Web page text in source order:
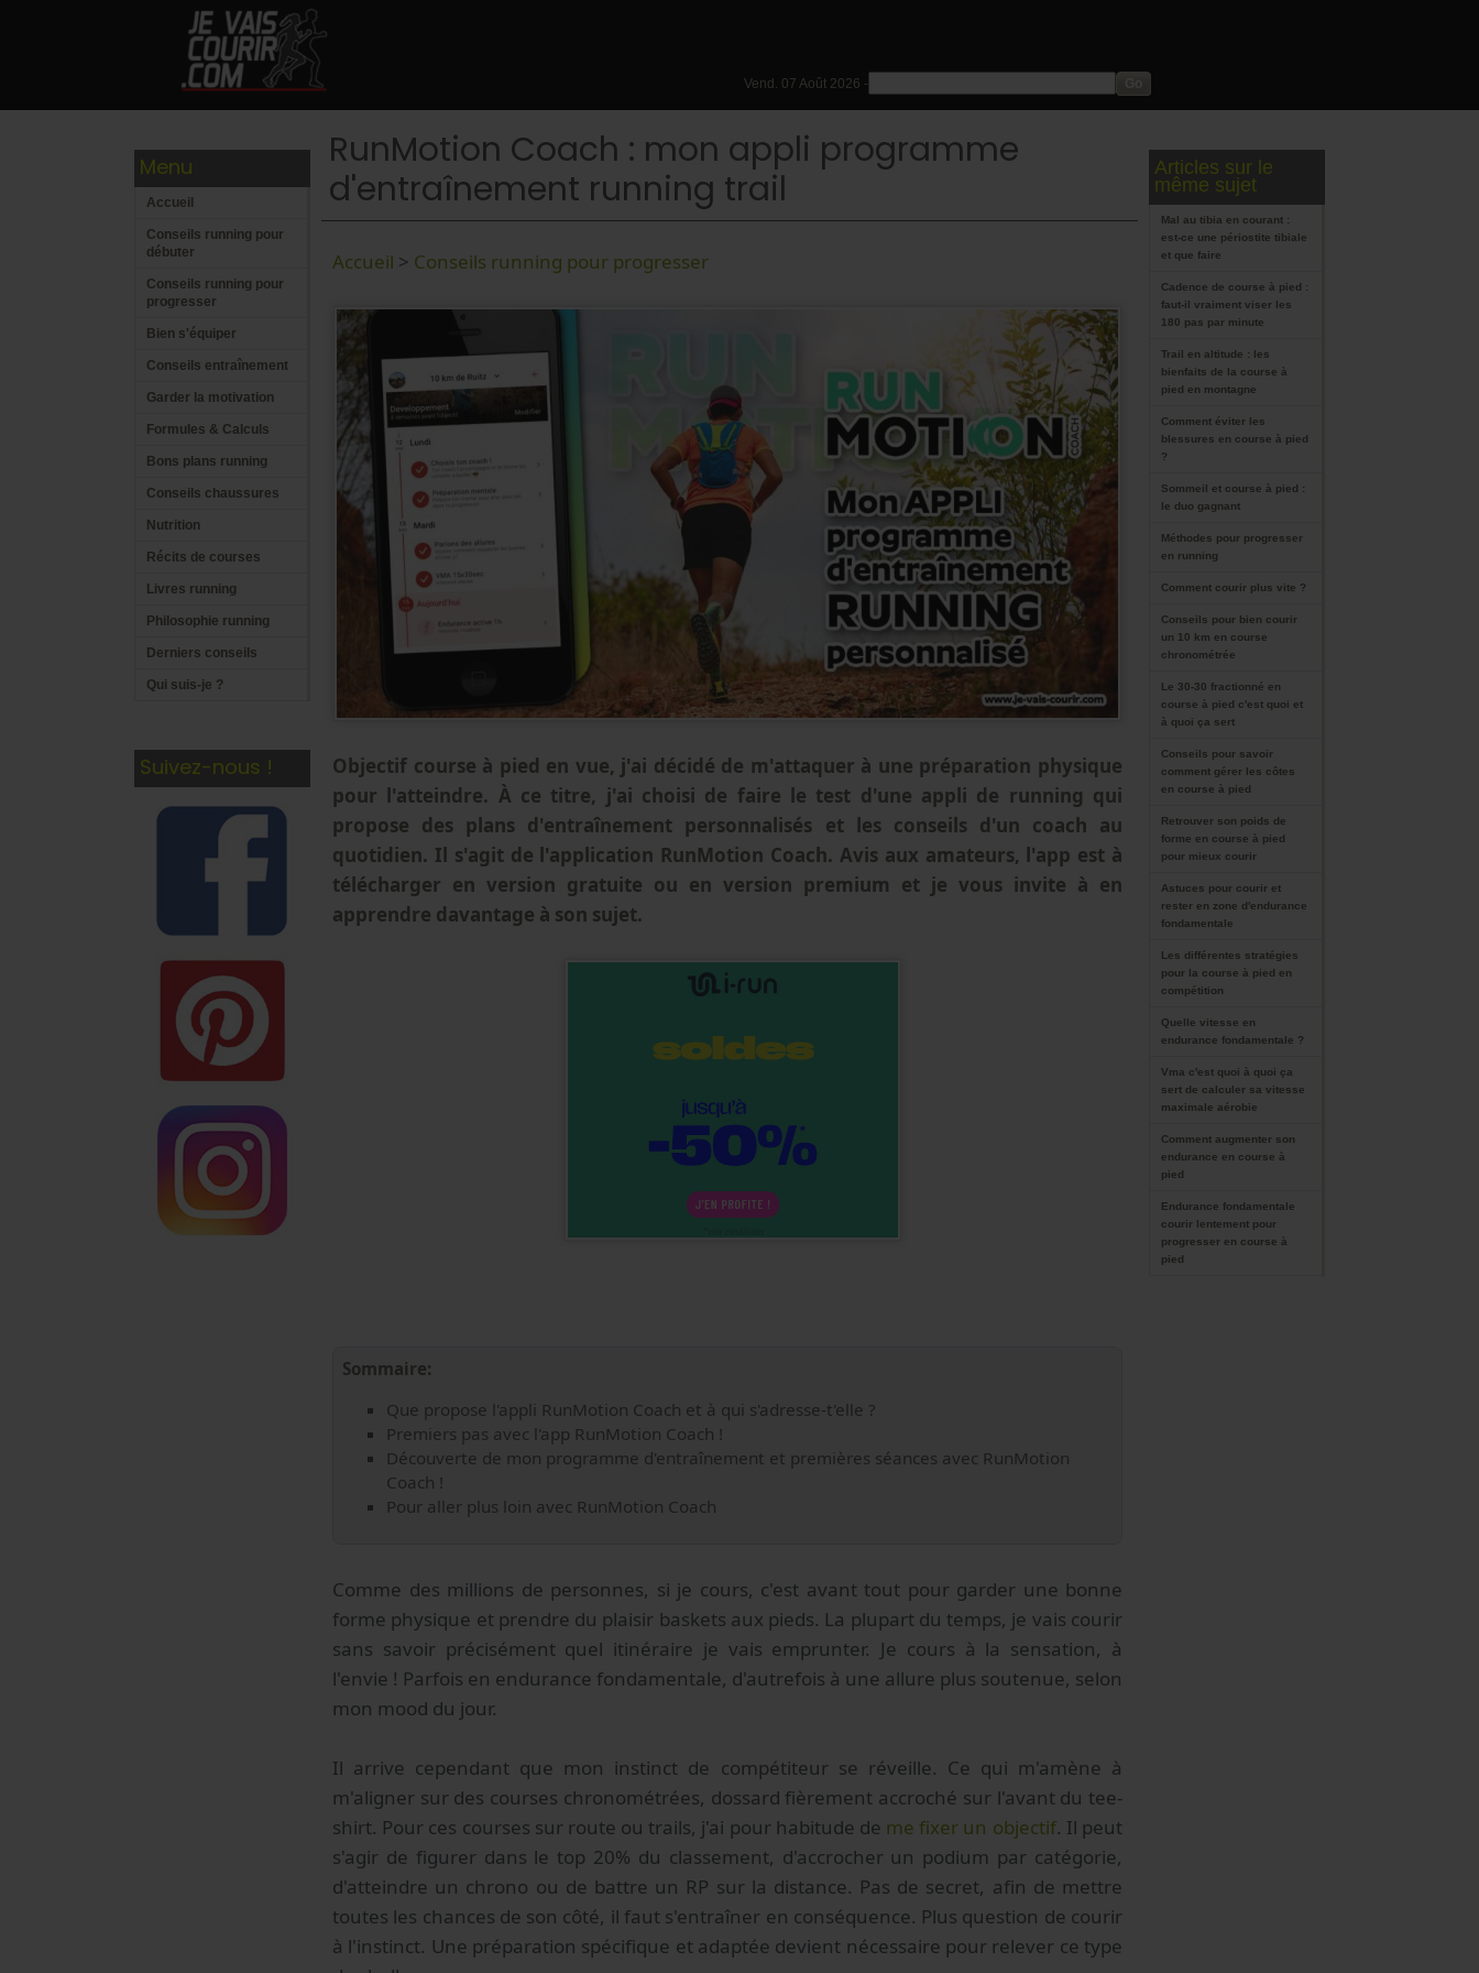
Vend. 07 Août 2026 -
Menu
Accueil
Conseils running pour
débuter
Conseils running pour
progresser
Bien s'équiper
Conseils entraînement
Garder la motivation
Formules & Calculs
Bons plans running
Conseils chaussures
Nutrition
Récits de courses
Livres running
Philosophie running
Derniers conseils
Qui suis-je ?
Suivez-nous !
RunMotion Coach : mon appli programme
d'entraînement running trail
Accueil > Conseils running pour progresser
Objectif course à pied en vue, j'ai décidé de m'attaquer à une préparation physique
pour l'atteindre. À ce titre, j'ai choisi de faire le test d'une appli de running qui
propose des plans d'entraînement personnalisés et les conseils d'un coach au
quotidien. Il s'agit de l'application RunMotion Coach. Avis aux amateurs, l'app est à
télécharger en version gratuite ou en version premium et je vous invite à en
apprendre davantage à son sujet.
Sommaire:
Que propose l'appli RunMotion Coach et à qui s'adresse-t'elle ?
Premiers pas avec l'app RunMotion Coach !
Découverte de mon programme d'entraînement et premières séances avec RunMotion
Coach !
Pour aller plus loin avec RunMotion Coach
Comme des millions de personnes, si je cours, c'est avant tout pour garder une bonne
forme physique et prendre du plaisir baskets aux pieds. La plupart du temps, je vais courir
sans savoir précisément quel itinéraire je vais emprunter. Je cours à la sensation, à
l'envie ! Parfois en endurance fondamentale, d'autrefois à une allure plus soutenue, selon
mon mood du jour.
Il arrive cependant que mon instinct de compétiteur se réveille. Ce qui m'amène à
m'aligner sur des courses chronométrées, dossard fièrement accroché sur l'avant du tee-
shirt. Pour ces courses sur route ou trails, j'ai pour habitude de me fixer un objectif. Il peut
s'agir de figurer dans le top 20% du classement, d'accrocher un podium par catégorie,
d'atteindre un chrono ou de battre un RP sur la distance. Pas de secret, afin de mettre
toutes les chances de son côté, il faut s'entraîner en conséquence. Plus question de courir
à l'instinct. Une préparation spécifique et adaptée devient nécessaire pour relever ce type
Articles sur le
même sujet
Mal au tibia en courant :
est-ce une périostite tibiale
et que faire
Cadence de course à pied :
faut-il vraiment viser les
180 pas par minute
Trail en altitude : les
bienfaits de la course à
pied en montagne
Comment éviter les
blessures en course à pied
?
Sommeil et course à pied :
le duo gagnant
Méthodes pour progresser
en running
Comment courir plus vite ?
Conseils pour bien courir
un 10 km en course
chronométrée
Le 30-30 fractionné en
course à pied c'est quoi et
à quoi ça sert
Conseils pour savoir
comment gérer les côtes
en course à pied
Retrouver son poids de
forme en course à pied
pour mieux courir
Astuces pour courir et
rester en zone d'endurance
fondamentale
Les différentes stratégies
pour la course à pied en
compétition
Quelle vitesse en
endurance fondamentale ?
Vma c'est quoi à quoi ça
sert de calculer sa vitesse
maximale aérobie
Comment augmenter son
endurance en course à
pied
Endurance fondamentale
courir lentement pour
progresser en course à
pied